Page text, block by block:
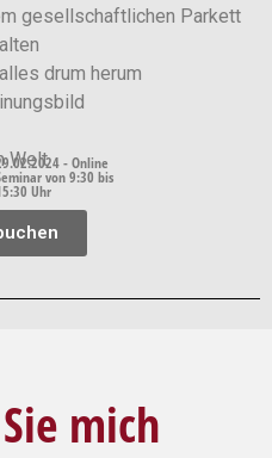
gesellschaftlichen Parkett
drum herum
Welt
- Online
von 9:30 bis
Uhr
mich